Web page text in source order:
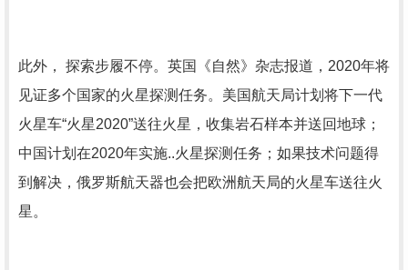
此外， 探索步履不停。英国《自然》杂志报道，2020年将
见证多个国家的火星探测任务。美国航天局计划将下一代
火星车“火星2020”送往火星，收集岩石样本并送回地球；
中国计划在2020年实施..火星探测任务；如果技术问题得
到解决，俄罗斯航天器也会把欧洲航天局的火星车送往火
星。